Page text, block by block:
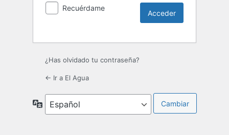
Recuérdame
¿Has olvidado tu contraseña?
← Ir a El Agua
Idioma